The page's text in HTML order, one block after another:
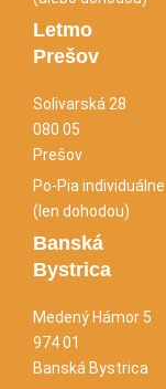
Letmo
Prešov
Solivarská 28
080 05
Prešov
Po-Pia individuálne
(len dohodou)
Banská
Bystrica
Medený Hámor 5
974 01
Banská Bystrica